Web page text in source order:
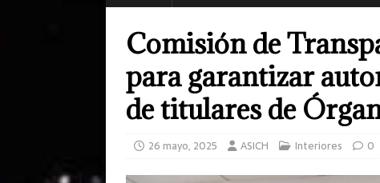
Comisión de
para garantizar
de titulares de
26 mayo, 2025 ASICH Interiores 0